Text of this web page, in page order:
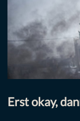
Erst okay,